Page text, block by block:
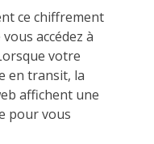
ce chiffrement
accédez à
votre
en transit, la
affichent une
pour vous